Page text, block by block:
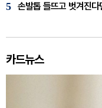
5 손발톱 들뜨고 벗겨진
카드뉴스